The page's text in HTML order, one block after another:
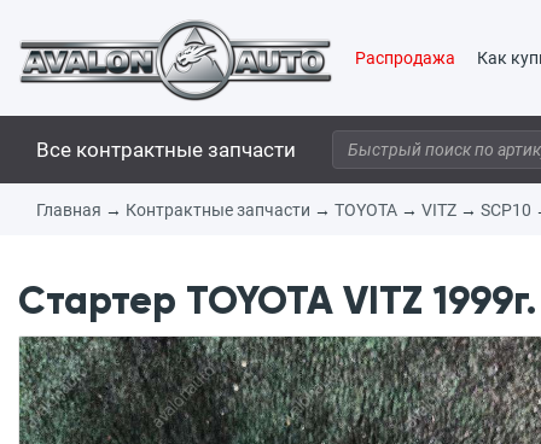
Распродажа Как
Все контрактные запчасти
Главная → Контрактные запчасти → TOYOTA → VITZ → SCP10
Стартер TOYOTA VITZ